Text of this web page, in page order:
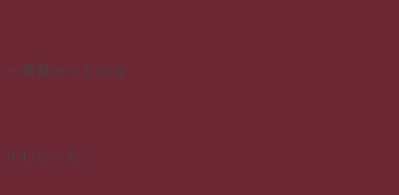
一番酷かったのは
0:45だった。